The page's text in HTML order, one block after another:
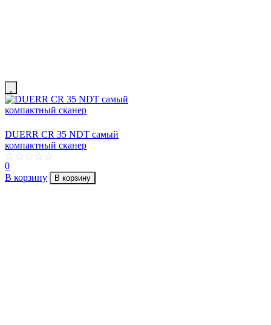
DUERR CR 35 NDT самый
компактный сканер
0
В корзину
В корзину